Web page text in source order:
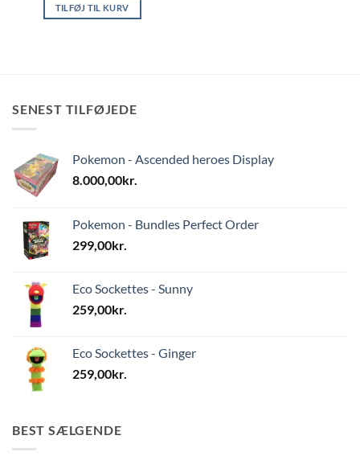
TILFØJ TIL KURV
SENEST TILFØJEDE
Pokemon - Ascended heroes Display
8.000,00kr.
Pokemon - Bundles Perfect Order
299,00kr.
Eco Sockettes - Sunny
259,00kr.
Eco Sockettes - Ginger
259,00kr.
BEST SÆLGENDE